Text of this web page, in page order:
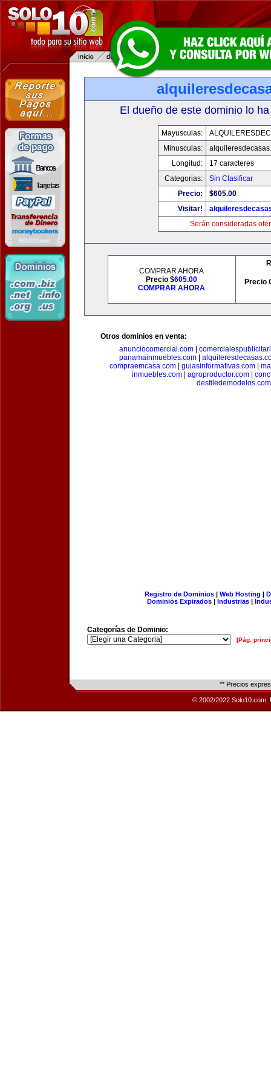
El dueño de este dominio lo
Mayusculas:
Minusculas:
Longitud:
17 caracteres
Categorias:
Sin Clasificar
Precio:
$605.00
Visitar!
Serán consideradas
COMPRAR AHORA
Precio $605.00
COMPRAR AHORA
Precio
Otros dominios en venta:
anunciocomercial.com
panamainmuebles.com|
compraemcasa.com
guiasinformativas.com
inmuebles.com
agroproductor.com
desfiledemodelos.com
Registro de Dominios| Web Hosting |
Dominios Expirados | Industrias |
Categorías de Dominio:
[Pág.
** Precios
© 2002/2022 Solo10.com